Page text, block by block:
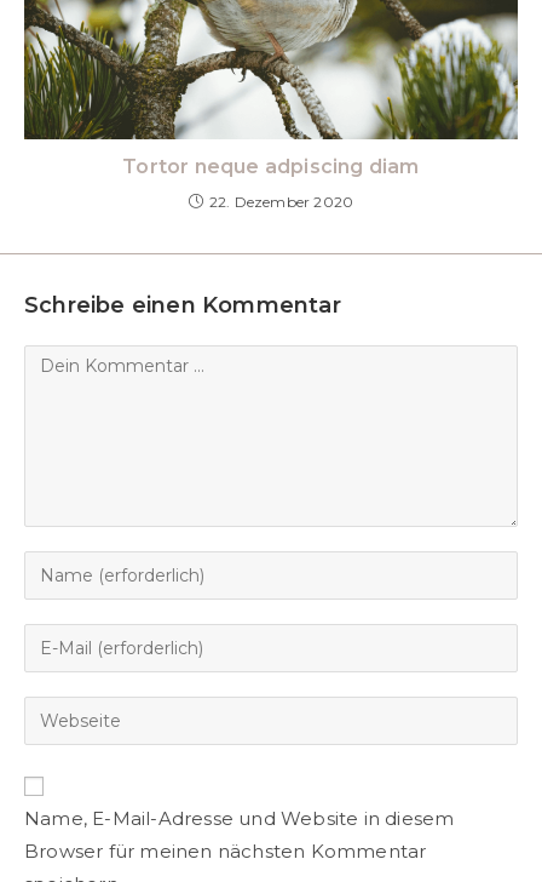
Tortor neque adpiscing diam
22. Dezember 2020
Schreibe einen Kommentar
Name, E-Mail-Adresse und Website in diesem
Browser für meinen nächsten Kommentar